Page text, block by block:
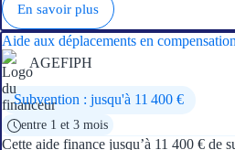
En savoir plus
Aide aux déplacements en
AGEFIPH
Subvention : jusqu'à 11 400 €
entre 1 et 3 mois
Cette aide finance jusqu’à 11 400 € de